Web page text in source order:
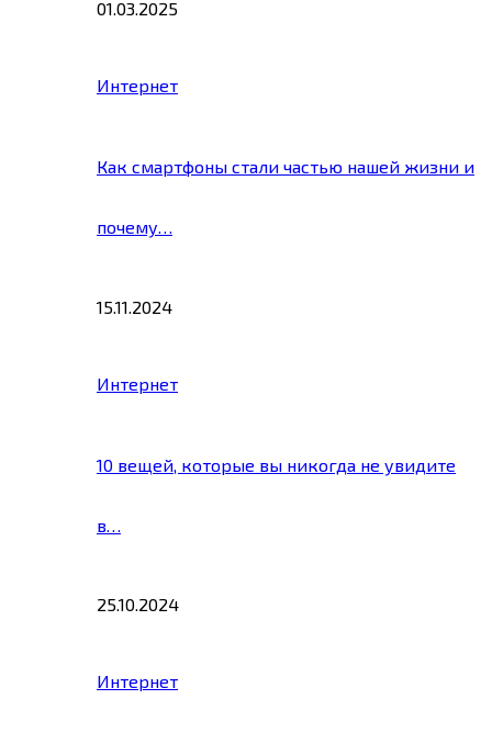
01.03.2025
Интернет
Как смартфоны стали частью нашей жизни и
почему…
15.11.2024
Интернет
10 вещей, которые вы никогда не увидите
в…
25.10.2024
Интернет